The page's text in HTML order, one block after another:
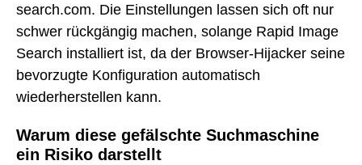
search.com. Die Einstellungen lassen sich oft nur
schwer rückgängig machen, solange Rapid Image
Search installiert ist, da der Browser-Hijacker seine
bevorzugte Konfiguration automatisch
wiederherstellen kann.
Warum diese gefälschte Suchmaschine
ein Risiko darstellt